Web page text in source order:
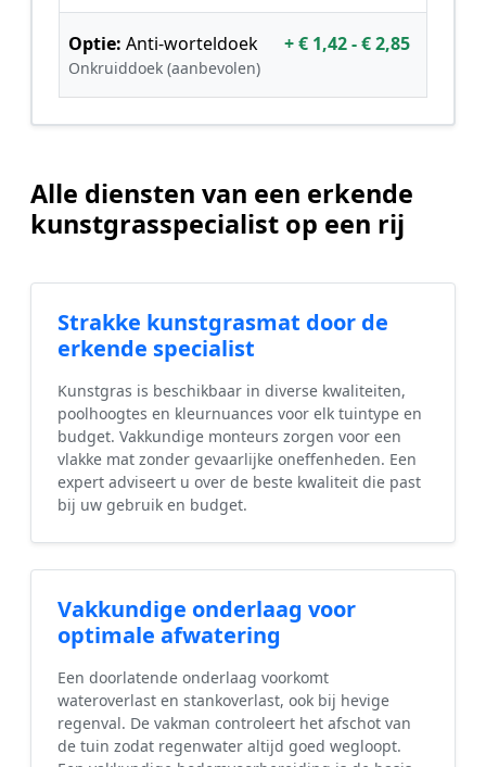
Optie: Anti-worteldoek
Onkruiddoek (aanbevolen)
+ € 1,42 - € 2,85
Alle diensten van een erkende
kunstgrasspecialist op een rij
Strakke kunstgrasmat door de
erkende specialist
Kunstgras is beschikbaar in diverse kwaliteiten,
poolhoogtes en kleurnuances voor elk tuintype en
budget. Vakkundige monteurs zorgen voor een
vlakke mat zonder gevaarlijke oneffenheden. Een
expert adviseert u over de beste kwaliteit die past
bij uw gebruik en budget.
Vakkundige onderlaag voor
optimale afwatering
Een doorlatende onderlaag voorkomt
wateroverlast en stankoverlast, ook bij hevige
regenval. De vakman controleert het afschot van
de tuin zodat regenwater altijd goed wegloopt.